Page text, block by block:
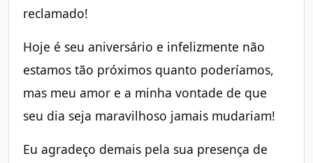
reclamado!
Hoje é seu aniversário e infelizmente não
estamos tão próximos quanto poderíamos,
mas meu amor e a minha vontade de que
seu dia seja maravilhoso jamais mudariam!
Eu agradeço demais pela sua presença de